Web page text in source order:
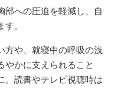
部への圧迫を軽減し、自
。
方や、就寝中の呼吸の浅
やかに支えられること
。読書やテレビ視聴時は